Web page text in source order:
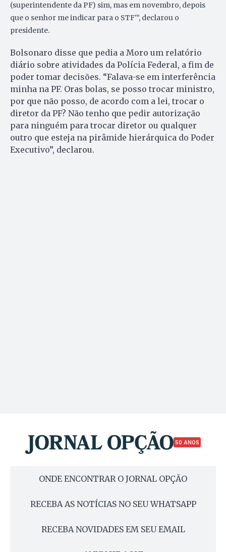
(superintendente da PF) sim, mas em novembro, depois
que o senhor me indicar para o STF'”, declarou o
presidente.
Bolsonaro disse que pedia a Moro um relatório
diário sobre atividades da Polícia Federal, a fim de
poder tomar decisões. “Falava-se em interferência
minha na PF. Oras bolas, se posso trocar ministro,
por que não posso, de acordo com a lei, trocar o
diretor da PF? Não tenho que pedir autorização
para ninguém para trocar diretor ou qualquer
outro que esteja na pirâmide hierárquica do Poder
Executivo”, declarou.
50 ANOS
ONDE ENCONTRAR O JORNAL OPÇÃO
RECEBA AS NOTÍCIAS NO SEU WHATSAPP
RECEBA NOVIDADES EM SEU EMAIL